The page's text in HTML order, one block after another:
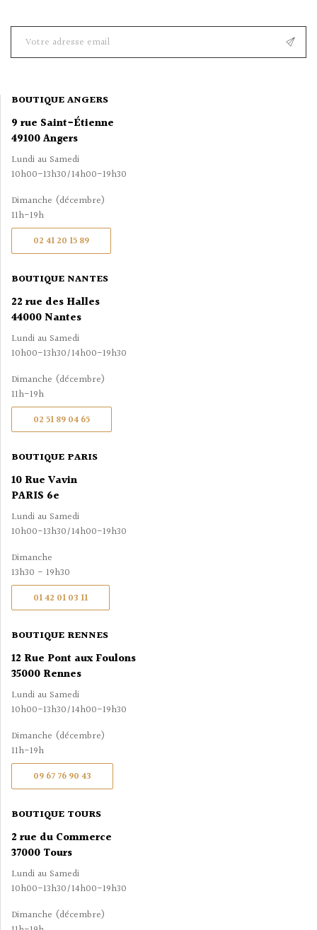
BOUTIQUE ANGERS
9 rue Saint-Étienne
49100 Angers
Lundi au Samedi
10h00-13h30/14h00-19h30
Dimanche (décembre)
11h-19h
02 41 20 15 89
BOUTIQUE NANTES
22 rue des Halles
44000 Nantes
Lundi au Samedi
10h00-13h30/14h00-19h30
Dimanche (décembre)
11h-19h
02 51 89 04 65
BOUTIQUE PARIS
10 Rue Vavin
PARIS 6e
Lundi au Samedi
10h00-13h30/14h00-19h30
Dimanche
13h30 - 19h30
01 42 01 03 11
BOUTIQUE RENNES
12 Rue Pont aux Foulons
35000 Rennes
Lundi au Samedi
10h00-13h30/14h00-19h30
Dimanche (décembre)
11h-19h
09 67 76 90 43
BOUTIQUE TOURS
2 rue du Commerce
37000 Tours
Lundi au Samedi
10h00-13h30/14h00-19h30
Dimanche (décembre)